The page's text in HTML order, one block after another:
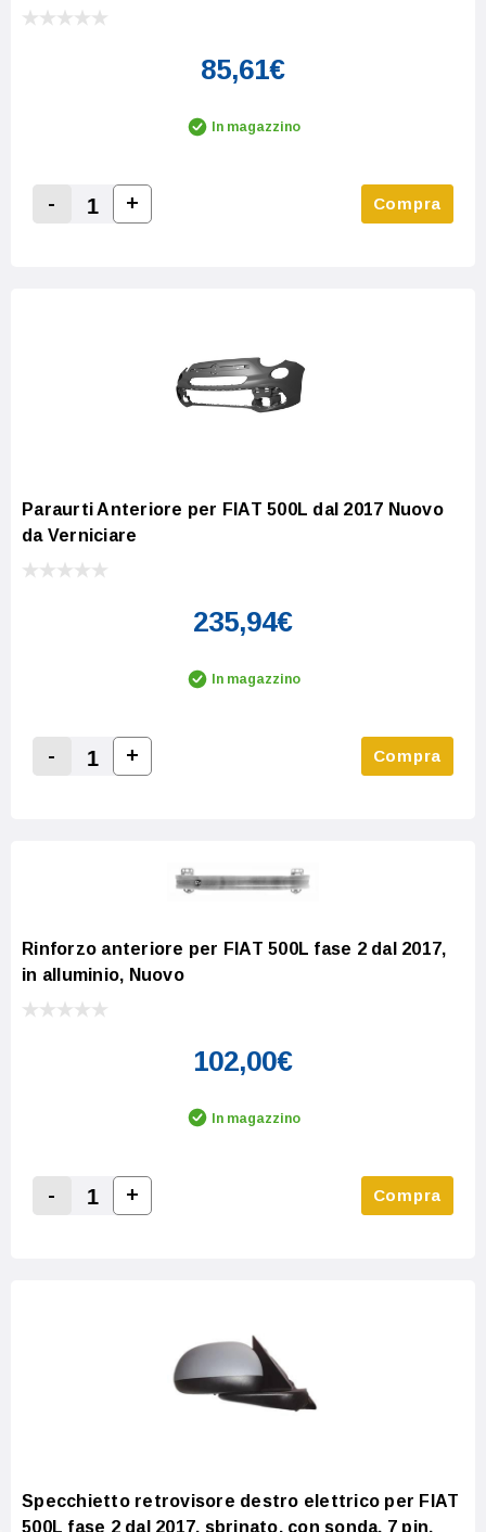
85,61€
In magazzino
Decrease Quantity:
-
Increase Quantity:
+ Compra
Paraurti Anteriore per FIAT 500L dal 2017 Nuovo
da Verniciare
235,94€
In magazzino
Decrease Quantity:
-
Increase Quantity:
+ Compra
Rinforzo anteriore per FIAT 500L fase 2 dal 2017,
in alluminio, Nuovo
102,00€
In magazzino
Decrease Quantity:
-
Increase Quantity:
+ Compra
Specchietto retrovisore destro elettrico per FIAT
500L fase 2 dal 2017, sbrinato, con sonda, 7 pin,